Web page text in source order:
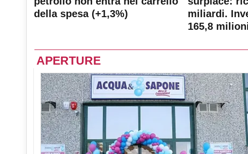
della spesa (+1,3%)
miliardi.
165,8
APERTURE